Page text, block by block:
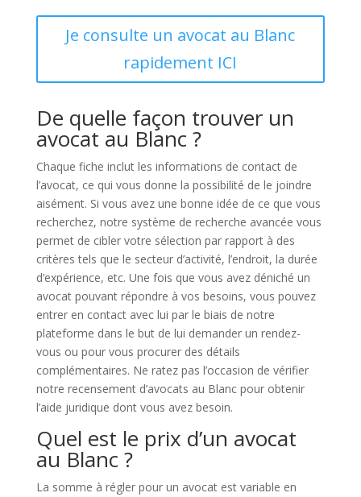
Je consulte un avocat au Blanc
rapidement ICI
De quelle façon trouver un
avocat au Blanc ?
Chaque fiche inclut les informations de contact de
l’avocat, ce qui vous donne la possibilité de le joindre
aisément. Si vous avez une bonne idée de ce que vous
recherchez, notre système de recherche avancée vous
permet de cibler votre sélection par rapport à des
critères tels que le secteur d’activité, l’endroit, la durée
d’expérience, etc. Une fois que vous avez déniché un
avocat pouvant répondre à vos besoins, vous pouvez
entrer en contact avec lui par le biais de notre
plateforme dans le but de lui demander un rendez-
vous ou pour vous procurer des détails
complémentaires. Ne ratez pas l’occasion de vérifier
notre recensement d’avocats au Blanc pour obtenir
l’aide juridique dont vous avez besoin.
Quel est le prix d’un avocat
au Blanc ?
La somme à régler pour un avocat est variable en